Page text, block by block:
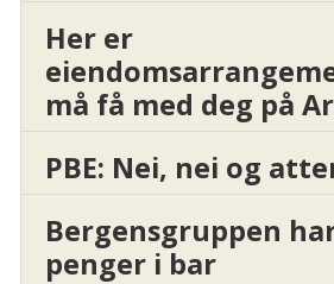
Her er
må få med deg på
PBE: Nei, nei og
Bergensgruppen
penger i bar